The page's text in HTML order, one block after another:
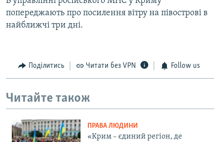
попереджають про посилення вітру на півострові в
найближчі три дні.
Поділитись Читати без VPN Follow us
Читайте також
ПРАВА ЛЮДИНИ
«Крим – єдиний регіон, де